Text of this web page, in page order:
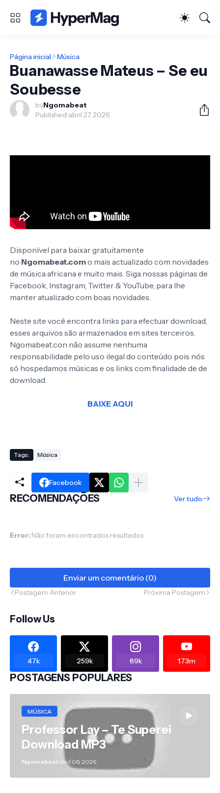
Página inicial Música
Buanawasse Mateus – Se eu
Soubesse
byNgomabeat
Published:abril 27, 2026
Disponível para baixar gratuitamente
no Ngomabeat.como mais actualizado com novidades
de música africana e muito mais. Siga nossas páginas de
Facebook, Instagram, Twitter & YouTube, para lhe
manter atualizado com boas novidades.
Neste site você encontra links para efectuar download,
esses arquivos são armazenados em sites terceiros.
Ngomabeat.con não assume nenhuma
responsabilidade pelo uso ilegal do conteúdo pois nós
só hospedamos músicas e os links com finalidade de de
download.
BAIXE AQUI
Tags: Música
Facebook
RECOMENDAÇÕES Ver tudo
Error: Não foram encontrados resultados
Enviar um comentário (0)
Postagem Anterior Próxima Postagem
Follow Us
47k 259k 89k 1.73m
POSTAGENS POPULARES
MÚSICA
Professor Lay – Te Superei
Download MP3
Ngomabeatabril 06, 2026